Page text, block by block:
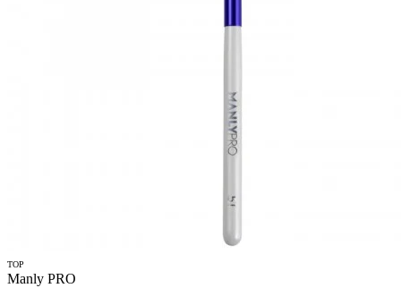
TOP
Manly PRO